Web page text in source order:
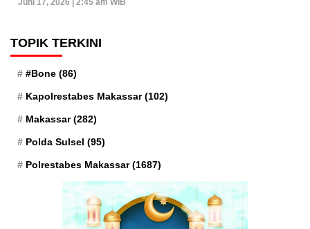
TOPIK TERKINI
#Bone (86)
Kapolrestabes Makassar(102)
Makassar(282)
Polda Sulsel (95)
Polrestabes Makassar(1687)